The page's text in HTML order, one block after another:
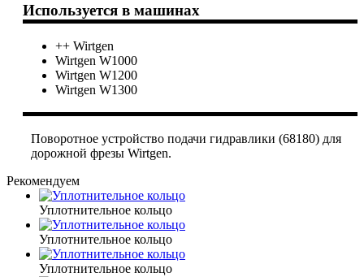
Используется в машинах
++ Wirtgen
Wirtgen W1000
Wirtgen W1200
Wirtgen W1300
Поворотное устройство подачи гидравлики (68180) для
дорожной фрезы Wirtgen.
Рекомендуем
Уплотнительное кольцо
Уплотнительное кольцо
Уплотнительное кольцо